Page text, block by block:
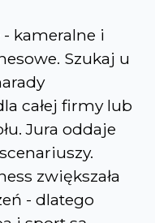
kameralne i
Szukaj u
całej firmy lub
Jura oddaje
zwiększała
- dlatego